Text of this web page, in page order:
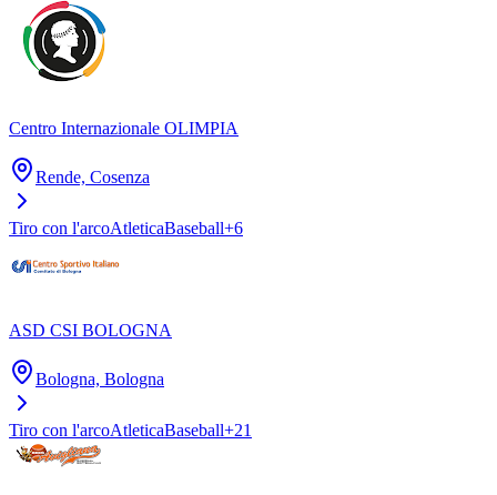
Centro Internazionale OLIMPIA
Rende, Cosenza
Tiro con l'arcoAtleticaBaseball+6
ASD CSI BOLOGNA
Bologna, Bologna
Tiro con l'arcoAtleticaBaseball+21